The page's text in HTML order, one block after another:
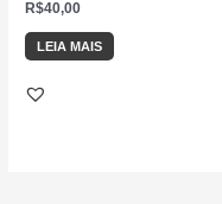
R$40,00
LEIA MAIS